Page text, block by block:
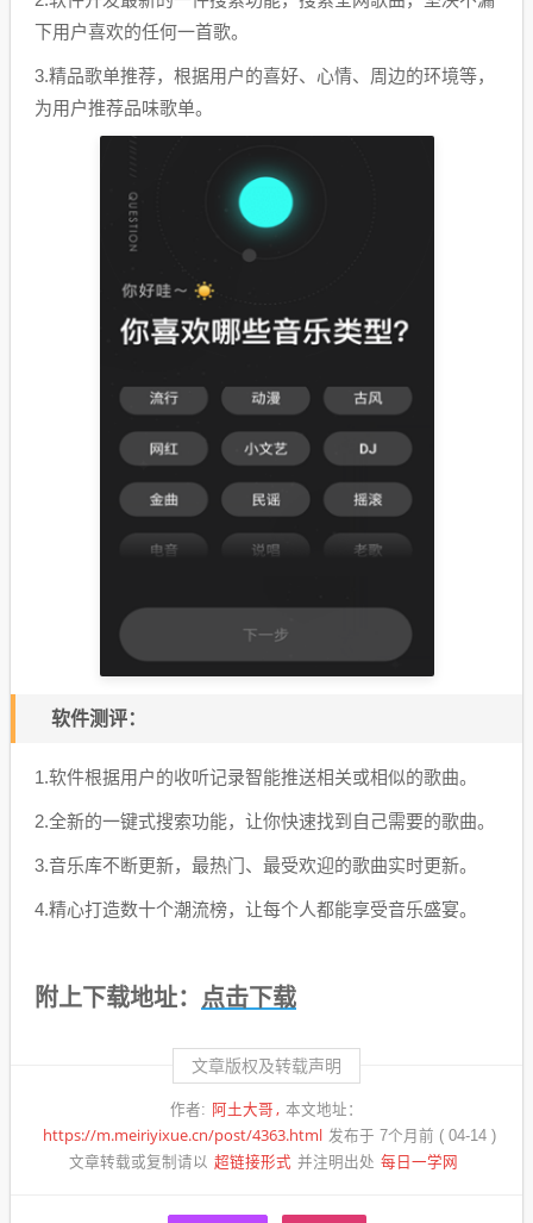
下用户喜欢的任何一首歌。
3.精品歌单推荐，根据用户的喜好、心情、周边的环境等，
为用户推荐品味歌单。
软件测评：
1.软件根据用户的收听记录智能推送相关或相似的歌曲。
2.全新的一键式搜索功能，让你快速找到自己需要的歌曲。
3.音乐库不断更新，最热门、最受欢迎的歌曲实时更新。
4.精心打造数十个潮流榜，让每个人都能享受音乐盛宴。
附上下载地址： 点击下载
文章版权及转载声明
作者: 阿土大哥 本文地址：
https://m.meiriyixue.cn/post/4363.html 发布于 7个月前 ( 04-14 )
文章转载或复制请以 超链接形式 并注明出处 每日一学网